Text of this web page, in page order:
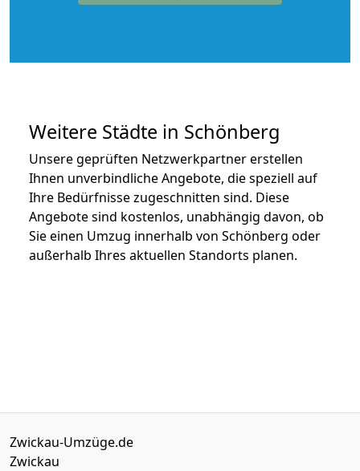
Weitere Städte in Schönberg
Unsere geprüften Netzwerkpartner erstellen
Ihnen unverbindliche Angebote, die speziell auf
Ihre Bedürfnisse zugeschnitten sind. Diese
Angebote sind kostenlos, unabhängig davon, ob
Sie einen Umzug innerhalb von Schönberg oder
außerhalb Ihres aktuellen Standorts planen.
Zwickau-Umzüge.de
Zwickau